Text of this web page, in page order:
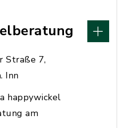
Straße 7,
Inn
happywickel
am